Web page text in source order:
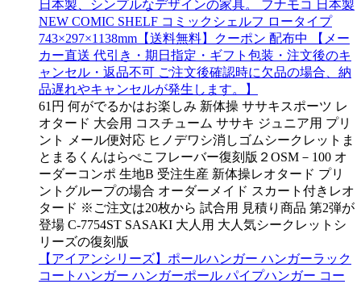
日本製、シンプルなデザインの家具。 フナモコ 日本製
NEW COMIC SHELF コミックシェルフ ロータイプ
743×297×1138mm【送料無料】クーポン 配布中 【メー
カー直送 代引き・期日指定・ギフト包装・注文後のキ
ャンセル・返品不可 ご注文後確認時に欠品の場合、納
品遅れやキャンセルが発生します。】
61円 何がでるかはお楽しみ 新体操 ササキスポーツ レ
オタード 大会用 コスチューム ササキ ジュニア用 プリ
ント メール便対応 ヒノデワシ消しゴムシークレットま
とまるくんはらぺこフレーバー復刻版２OSM－100 オ
ーダーコンポ 生地B 受注生産 新体操レオタード プリ
ントグループの場合 オーダーメイド スカート付きレオ
タード ※ご注文は20枚から 試合用 見積り商品 第2弾が
登場 C-7754ST SASAKI 大人用 大人気シークレットシ
リーズの復刻版
【アイアンシリーズ】ポールハンガー ハンガーラック
コートハンガー ハンガーポール パイプハンガー コー